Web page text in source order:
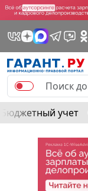
Бюджетный учет